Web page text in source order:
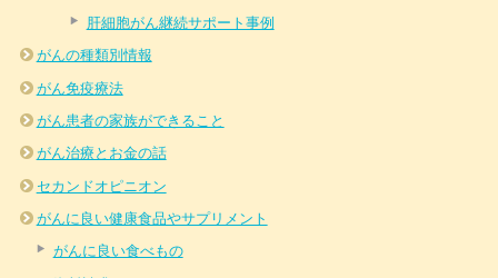
肝細胞がん継続サポート事例
がんの種類別情報
がん免疫療法
がん患者の家族ができること
がん治療とお金の話
セカンドオピニオン
がんに良い健康食品やサプリメント
がんに良い食べもの